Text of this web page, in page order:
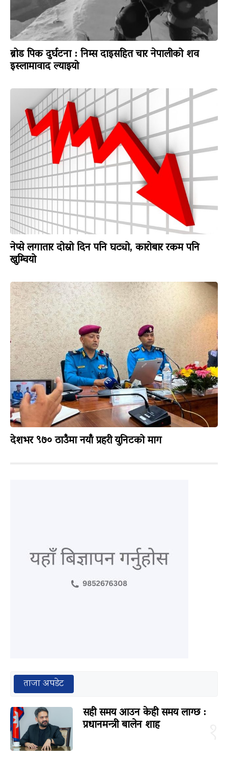
ब्रोड पिक दुर्घटना : निम्स दाइसहित चार नेपालीको शव
इस्लामावाद ल्याइयो
नेप्से लगातार दोस्रो दिन पनि घट्यो, कारोबार रकम पनि
खुम्चियो
देशभर ९७० ठाउँमा नयाँ प्रहरी युनिटको माग
ताजा अपडेट
सही समय आउन केही समय लाग्छ :
प्रधानमन्त्री बालेन शाह